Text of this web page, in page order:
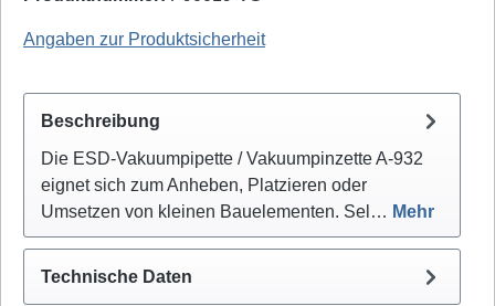
Angaben zur Produktsicherheit
Beschreibung
Die ESD-Vakuumpipette / Vakuumpinzette A-932
eignet sich zum Anheben, Platzieren oder
Umsetzen von kleinen Bauelementen. Sel… Mehr
Technische Daten